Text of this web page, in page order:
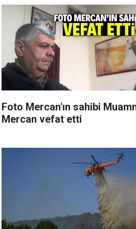
Foto Mercan'ın sahibi
Mercan vefat etti